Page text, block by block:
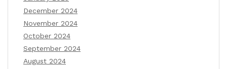
December 2024
November 2024
October 2024
September 2024
August 2024